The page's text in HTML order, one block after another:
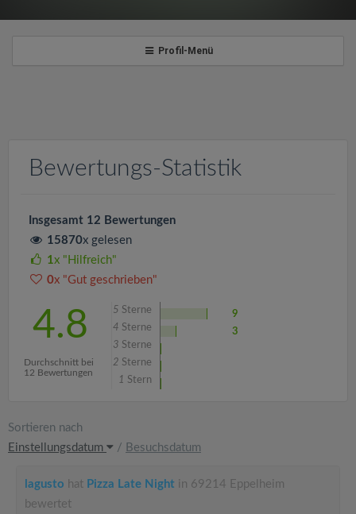
Profil-Menü
Bewertungs-Statistik
Insgesamt 12 Bewertungen
15870x gelesen
1x "Hilfreich"
0x "Gut geschrieben"
4.8
Durchschnitt bei
12 Bewertungen
5 Sterne
9
4 Sterne
3
3 Sterne
2 Sterne
1 Stern
Sortieren nach
Einstellungsdatum
/ Besuchsdatum
lagusto hat Pizza Late Night in 69214 Eppelheim
bewertet
a
t
i